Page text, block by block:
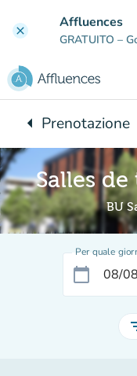
clear Affluences
GRATUITO –
arrow_leftTorna a:
Prenotazione
Salles
BU
Per quale
calendar_today